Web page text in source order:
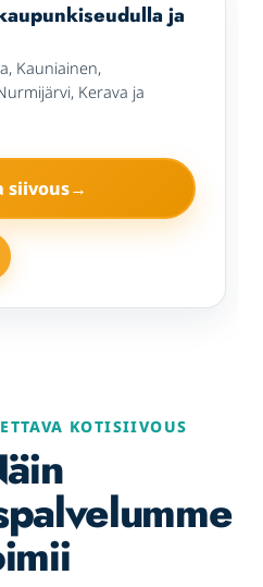
ja
Kauniainen,
Kerava ja
siivous→
KOTISIIVOUS